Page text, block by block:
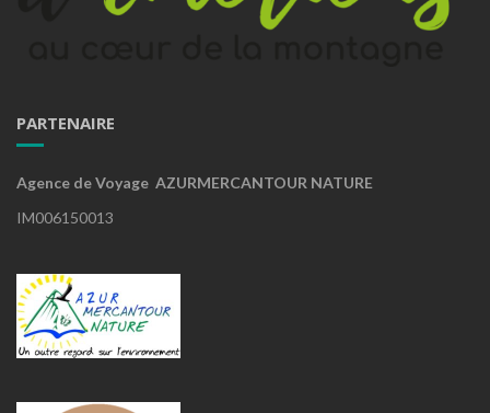
PARTENAIRE
Agence de Voyage AZURMERCANTOUR NATURE
IM006150013